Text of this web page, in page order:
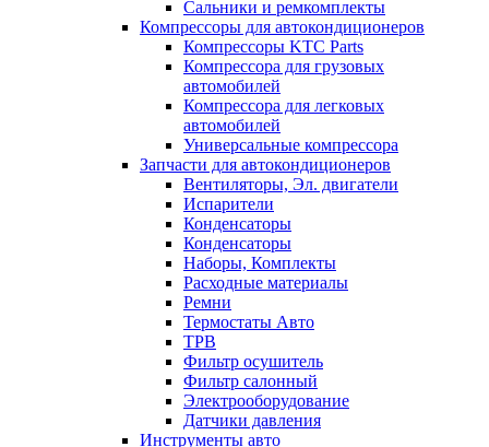
Сальники и ремкомплекты
Компрессоры для автокондиционеров
Компрессоры KTC Parts
Компрессора для грузовых
автомобилей
Компрессора для легковых
автомобилей
Универсальные компрессора
Запчасти для автокондиционеров
Вентиляторы, Эл. двигатели
Испарители
Конденсаторы
Конденсаторы
Наборы, Комплекты
Расходные материалы
Ремни
Термостаты Авто
ТРВ
Фильтр осушитель
Фильтр салонный
Электрооборудование
Датчики давления
Инструменты авто